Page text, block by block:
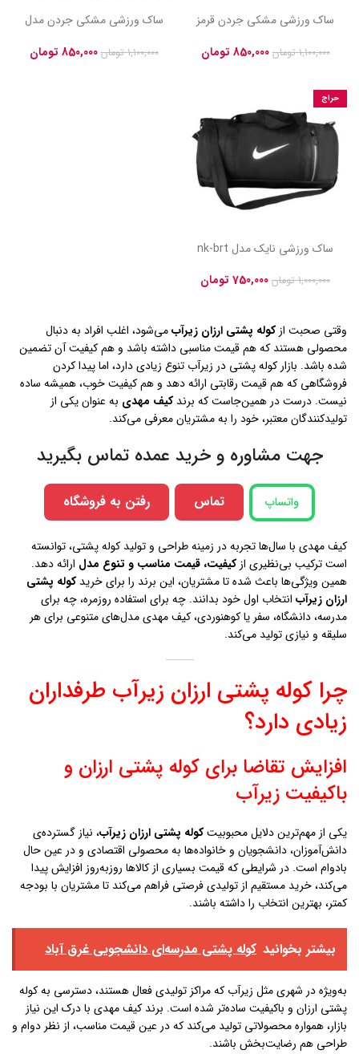
ساک ورزشی مشکی جردن قرمز
1,100,000 تومان 850,000 تومان
ساک ورزشی مشکی جردن مدل
1,100,000 تومان 850,000 تومان
حراج
ساک ورزشی نایک مدل nk-brt
1,000,000 تومان 750,000 تومان
وقتی صحبت ازکوله پشتی ارزان زيرآبمی‌شود، اغلب افراد به دنبال
محصولی هستند که هم قیمت مناسبی داشته باشد و هم کیفیت آن تضمین
شده باشد. بازار کوله پشتی در زيرآب تنوع زیادی دارد، اما پیدا کردن
فروشگاهی که هم قیمت رقابتی ارائه دهد و هم کیفیت خوب، همیشه ساده
نیست. درست در همین‌جاست که برندکیف مهدی به عنوان یکی از
تولیدکنندگان معتبر، خود را به مشتریان معرفی می‌کند.
جهت مشاوره و خرید عمده تماس بگیرید
واتساپ تماس رفتن به فروشگاه
کیف مهدی با سال‌ها تجربه در زمینه طراحی و تولید کوله پشتی، توانسته
است ترکیب بی‌نظیری ازکیفیت، قیمت مناسب و تنوع مدل ارائه دهد.
همین ویژگی‌ها باعث شده تا مشتریان، این برند را برای خریدکوله پشتی
ارزان زيرآب انتخاب اول خود بدانند. چه برای استفاده روزمره، چه برای
مدرسه، دانشگاه، سفر یا کوهنوردی، کیف مهدی مدل‌های متنوعی برای هر
سلیقه و نیازی تولید می‌کند.
چرا کوله پشتی ارزان زيرآب طرفداران
زیادی دارد؟
افزایش تقاضا برای کوله پشتی ارزان و
باکیفیت زيرآب
یکی از مهم‌ترین دلایل محبوبیتکوله پشتی ارزان زيرآب، نیاز گسترده‌ی
دانش‌آموزان، دانشجویان و خانواده‌ها به محصولی اقتصادی و در عین حال
بادوام است. در شرایطی که قیمت بسیاری از کالاها روزبه‌روز افزایش پیدا
می‌کند، خرید مستقیم از تولیدی فرصتی فراهم می‌کند تا مشتریان با بودجه
کمتر، بهترین انتخاب را داشته باشند.
بیشتر بخوانید کوله پشتی مدرسه‌ای دانشجویی غرق آباد
به‌ویژه در شهری مثل زيرآب که مراکز تولیدی فعال هستند، دسترسی به کوله
پشتی ارزان و باکیفیت ساده‌تر شده است. برند کیف مهدی با درک این نیاز
بازار، همواره محصولاتی تولید می‌کند که در عین قیمت مناسب، از نظر دوام و
طراحی هم رضایت‌بخش باشند.